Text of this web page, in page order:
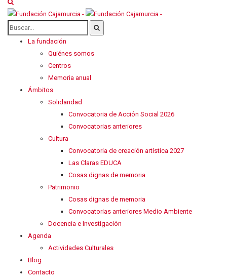
La fundación
Quiénes somos
Centros
Memoria anual
Ámbitos
Solidaridad
Convocatoria de Acción Social 2026
Convocatorias anteriores
Cultura
Convocatoria de creación artística 2027
Las Claras EDUCA
Cosas dignas de memoria
Patrimonio
Cosas dignas de memoria
Convocatorias anteriores Medio Ambiente
Docencia e Investigación
Agenda
Actividades Culturales
Blog
Contacto